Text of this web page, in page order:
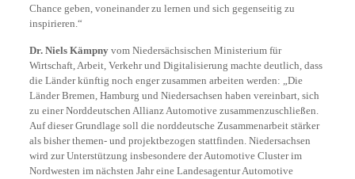
Chance geben, voneinander zu lernen und sich gegenseitig zu
inspirieren.“
Dr. Niels Kämpnyvom Niedersächsischen Ministerium für
Wirtschaft, Arbeit, Verkehr und Digitalisierung machte deutlich, dass
die Länder künftig noch enger zusammen arbeiten werden: „Die
Länder Bremen, Hamburg und Niedersachsen haben vereinbart, sich
zu einer Norddeutschen Allianz Automotive zusammenzuschließen.
Auf dieser Grundlage soll die norddeutsche Zusammenarbeit stärker
als bisher themen- und projektbezogen stattfinden. Niedersachsen
wird zur Unterstützung insbesondere der Automotive Cluster im
Nordwesten im nächsten Jahr eine Landesagentur Automotive